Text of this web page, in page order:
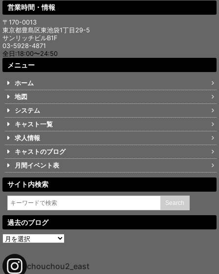
営業時間・情報
〒170-0013
東京都豊島区東池袋1丁目29-5
サンリッチビルB1F
03-5928-4871
全日:18:00〜24:50
メニュー
ホーム
地図
システム
キャスト一覧
求人情報
キャストのブログ
月間イベント表
サイト内検索
過去のブログ
過
去
ブ
ロ
chouchou2_east